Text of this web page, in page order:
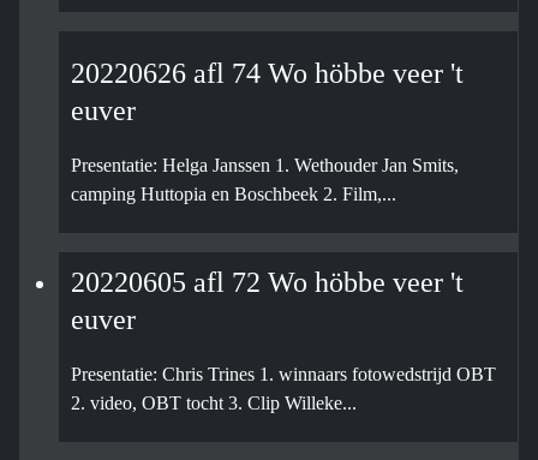
20220626 afl 74 Wo höbbe veer 't
euver
Presentatie: Helga Janssen 1. Wethouder Jan Smits,
camping Huttopia en Boschbeek 2. Film,...
20220605 afl 72 Wo höbbe veer 't
euver
Presentatie: Chris Trines 1. winnaars fotowedstrijd OBT
2. video, OBT tocht 3. Clip Willeke...